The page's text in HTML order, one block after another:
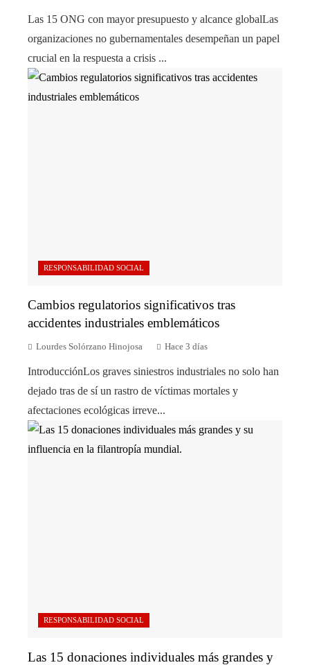
Las 15 ONG con mayor presupuesto y alcance globalLas
organizaciones no gubernamentales desempeñan un papel
crucial en la respuesta a crisis ...
RESPONSABILIDAD SOCIAL
Cambios regulatorios significativos tras
accidentes industriales emblemáticos
Lourdes Solórzano Hinojosa Hace 3 días
IntroducciónLos graves siniestros industriales no solo han
dejado tras de sí un rastro de víctimas mortales y
afectaciones ecológicas irreve...
RESPONSABILIDAD SOCIAL
Las 15 donaciones individuales más grandes y